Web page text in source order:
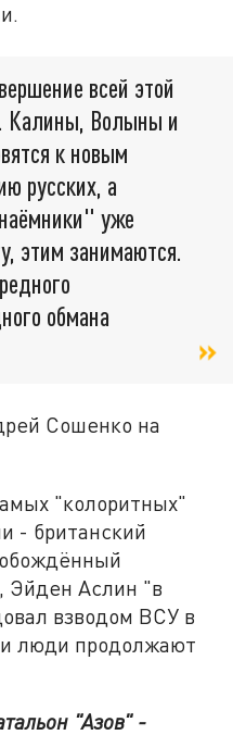
всей этой
Калины, Волыны и
к новым
русских, а
уже
этим занимаются.
обмана
Сошенко на
"колоритных"
- британский
Эйден Аслин "в
взводом ВСУ в
люди продолжают
"Азов" -